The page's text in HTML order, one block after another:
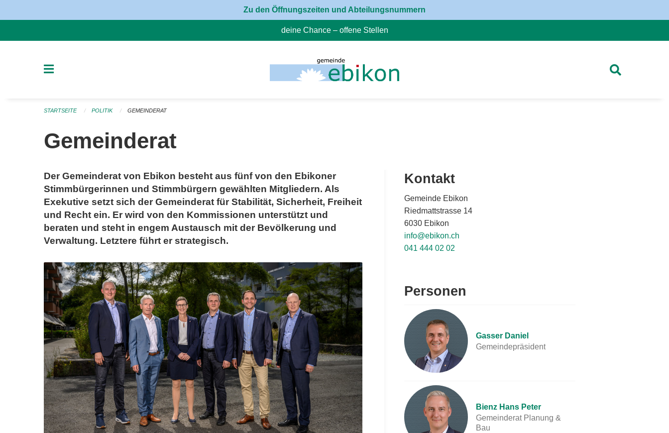
Zu den Öffnungszeiten und Abteilungsnummern
deine Chance – offene Stellen
STARTSEITE POLITIK GEMEINDERAT
Gemeinderat
Der Gemeinderat von Ebikon besteht aus fünf von den Ebikoner
Stimmbürgerinnen und Stimmbürgern gewählten Mitgliedern. Als
Exekutive setzt sich der Gemeinderat für Stabilität, Sicherheit, Freiheit
und Recht ein. Er wird von den Kommissionen unterstützt und
beraten und steht in engem Austausch mit der Bevölkerung und
Verwaltung. Letztere führt er strategisch.
Kontakt
Gemeinde Ebikon
Riedmattstrasse 14
6030 Ebikon
info@ebikon.ch
041 444 02 02
Personen
Gasser Daniel
Gemeindepräsident
Bienz Hans Peter
Gemeinderat Planung &
Bau